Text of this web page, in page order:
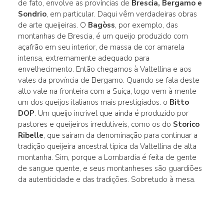
de fato, envolve as províncias de Brescia, Bergamo e
Sondrio, em particular. Daqui vêm verdadeiras obras
de arte queijeiras. O Bagòss, por exemplo, das
montanhas de Brescia, é um queijo produzido com
açafrão em seu interior, de massa de cor amarela
intensa, extremamente adequado para
envelhecimento. Então chegamos à Valtellina e aos
vales da província de Bergamo. Quando se fala deste
alto vale na fronteira com a Suíça, logo vem à mente
um dos queijos italianos mais prestigiados: o Bitto
DOP. Um queijo incrível que ainda é produzido por
pastores e queijeiros irredutíveis, como os do Storico
Ribelle, que saíram da denominação para continuar a
tradição queijeira ancestral típica da Valtellina de alta
montanha. Sim, porque a Lombardia é feita de gente
de sangue quente, e seus montanheses são guardiões
da autenticidade e das tradições. Sobretudo à mesa.